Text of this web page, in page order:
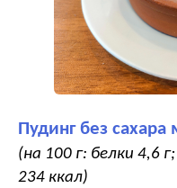
Пудинг без сахара
(на 100 г: белки 4,6
234 ккал)